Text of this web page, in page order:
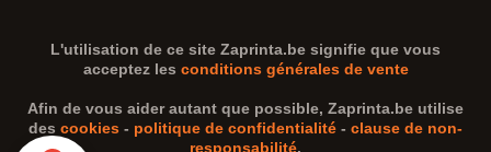
L'utilisation de ce site Zaprinta.be signifie que vous
acceptez les conditions générales de vente
Afin de vous aider autant que possible, Zaprinta.be utilise
des cookies - politique de confidentialité - clause de non-
responsabilité.